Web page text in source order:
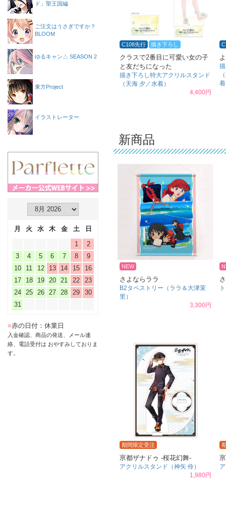
C108先行 描き下ろし
クラスで2番目に可愛い女の子
と友だちになった
描き下ろし特大アクリルスタンド
（天海 夕／水着）
4,400円
新商品
NEW
さよならララ
B2タペストリー（ララ＆大津茉
里）
3,300円
期間限定受注
亰都ザナドゥ -桜花幻舞-
アクリルスタンド（神矢 伶）
1,980円
ド」聖王国編
ご注文はうさぎですか？
BLOOM
ゆるキャン△ SEASON 2
東方Project
イラストレーター
月 火 水 木 金 土
日
1
2
3
4 5 6 7 8
9
10
11 12 13 14 15
16
17
18 19 20 21 22
23
24
25 26 27 28 29
30
31
■赤の日付：休業日
入金確認、商品の発送、メール連
絡、電話受付は おやすみしておりま
す。